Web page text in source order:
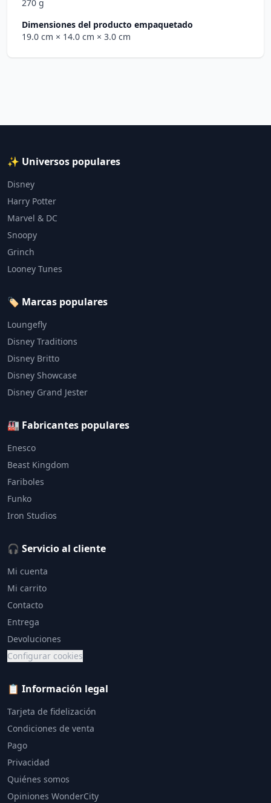
270 g
Dimensiones del producto empaquetado
19.0 cm × 14.0 cm × 3.0 cm
✨ Universos populares
Disney
Harry Potter
Marvel & DC
Snoopy
Grinch
Looney Tunes
🏷️ Marcas populares
Loungefly
Disney Traditions
Disney Britto
Disney Showcase
Disney Grand Jester
🏭 Fabricantes populares
Enesco
Beast Kingdom
Fariboles
Funko
Iron Studios
🎧 Servicio al cliente
Mi cuenta
Mi carrito
Contacto
Entrega
Devoluciones
Configurar cookies
📋 Información legal
Tarjeta de fidelización
Condiciones de venta
Pago
Privacidad
Quiénes somos
Opiniones WonderCity